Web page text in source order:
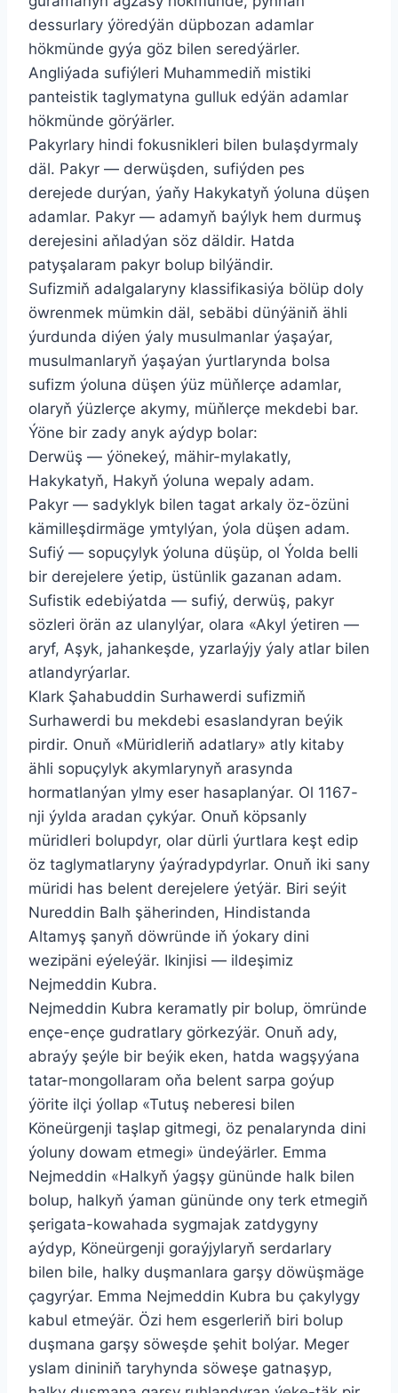
dessurlary ýöredýän düpbozan adamlar
hökmünde gyýa göz bilen seredýärler.
Angliýada sufiýleri Muhammediň mistiki
panteistik taglymatyna gulluk edýän adamlar
hökmünde görýärler.
Pakyrlary hindi fokusnikleri bilen bulaşdyrmaly
däl. Pakyr — derwüşden, sufiýden pes
derejede durýan, ýaňy Hakykatyň ýoluna düşen
adamlar. Pakyr — adamyň baýlyk hem durmuş
derejesini aňladýan söz däldir. Hatda
patyşalaram pakyr bolup bilýändir.
Sufizmiň adalgalaryny klassifikasiýa bölüp doly
öwrenmek mümkin däl, sebäbi dünýäniň ähli
ýurdunda diýen ýaly musulmanlar ýaşaýar,
musulmanlaryň ýaşaýan ýurtlarynda bolsa
sufizm ýoluna düşen ýüz müňlerçe adamlar,
olaryň ýüzlerçe akymy, müňlerçe mekdebi bar.
Ýöne bir zady anyk aýdyp bolar:
Derwüş — ýönekeý, mähir-mylakatly,
Hakykatyň, Hakyň ýoluna wepaly adam.
Pakyr — sadyklyk bilen tagat arkaly öz-özüni
kämilleşdirmäge ymtylýan, ýola düşen adam.
Sufiý — sopuçylyk ýoluna düşüp, ol Ýolda belli
bir derejelere ýetip, üstünlik gazanan adam.
Sufistik edebiýatda — sufiý, derwüş, pakyr
sözleri örän az ulanylýar, olara «Akyl ýetiren —
aryf, Aşyk, jahankeşde, yzarlaýjy ýaly atlar bilen
atlandyrýarlar.
Klark Şahabuddin Surhawerdi sufizmiň
Surhawerdi bu mekdebi esaslandyran beýik
pirdir. Onuň «Müridleriň adatlary» atly kitaby
ähli sopuçylyk akymlarynyň arasynda
hormatlanýan ylmy eser hasaplanýar. Ol 1167-
nji ýylda aradan çykýar. Onuň köpsanly
müridleri bolupdyr, olar dürli ýurtlara keşt edip
öz taglymatlaryny ýaýradypdyrlar. Onuň iki sany
müridi has belent derejelere ýetýär. Biri seýit
Nureddin Balh şäherinden, Hindistanda
Altamyş şanyň döwründe iň ýokary dini
wezipäni eýeleýär. Ikinjisi — ildeşimiz
Nejmeddin Kubra.
Nejmeddin Kubra keramatly pir bolup, ömründe
ençe-ençe gudratlary görkezýär. Onuň ady,
abraýy şeýle bir beýik eken, hatda wagşyýana
tatar-mongollaram oňa belent sarpa goýup
ýörite ilçi ýollap «Tutuş neberesi bilen
Köneürgenji taşlap gitmegi, öz penalarynda dini
ýoluny dowam etmegi» ündeýärler. Emma
Nejmeddin «Halkyň ýagşy gününde halk bilen
bolup, halkyň ýaman gününde ony terk etmegiň
şerigata-kowahada sygmajak zatdygyny
aýdyp, Köneürgenji goraýjylaryň serdarlary
bilen bile, halky duşmanlara garşy döwüşmäge
çagyrýar. Emma Nejmeddin Kubra bu çakylygy
kabul etmeýär. Özi hem esgerleriň biri bolup
duşmana garşy söweşde şehit bolýar. Meger
yslam dininiň taryhynda söweşe gatnaşyp,